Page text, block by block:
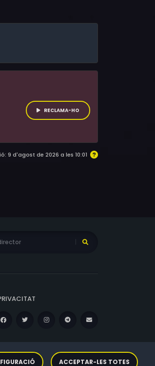
RECLAMA-HO
9 d'agost de 2026 a les 10:01
ACCEPTAR-LES TOTES